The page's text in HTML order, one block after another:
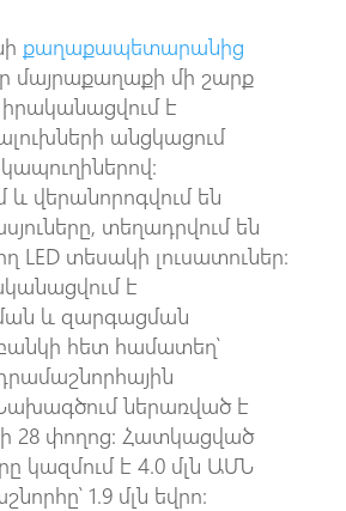
քաղաքապետարանից
մայրաքաղաքի մի շարք
է
անցկացում
և վերանորոգվում են
տեղադրվում են
LED տեսակի լուսատուներ:
է
և զարգացման
հետ համատեղ՝
ներառված է
28 փողոց: Հատկացված
կազմում է 4.0 մլն ԱՄՆ
1.9 մլն եվրո: